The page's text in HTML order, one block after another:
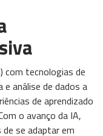
com tecnologias de
e análise de dados a
de aprendizado
o avanço da IA,
se adaptar em